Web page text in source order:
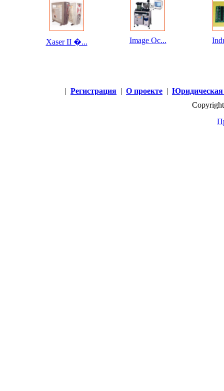
Xaser II �... Image Ос...
| Регистрация | О проекте |